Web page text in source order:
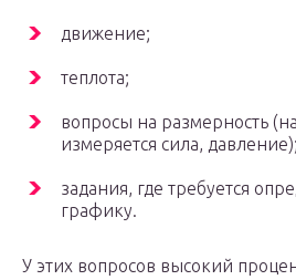
движение;
теплота;
вопросы на размерность
измеряется сила, давление);
задания, где требуется
графику.
У этих вопросов высокий